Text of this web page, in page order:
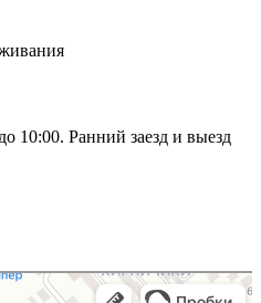
10:00. Ранний заезд и выезд